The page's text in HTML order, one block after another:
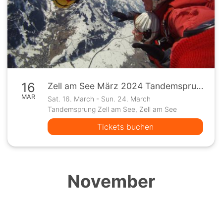
16
MAR
Zell am See März 2024 Tandemsprung Fallschirmspringen
Sat. 16. March - Sun. 24. March
Tandemsprung Zell am See, Zell am See
Tickets buchen
November